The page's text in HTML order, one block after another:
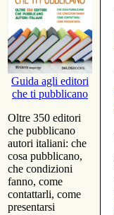
Guida agli editori
che ti pubblicano
Oltre 350 editori
che pubblicano
autori italiani: che
cosa pubblicano,
che condizioni
fanno, come
contattarli, come
presentarsi